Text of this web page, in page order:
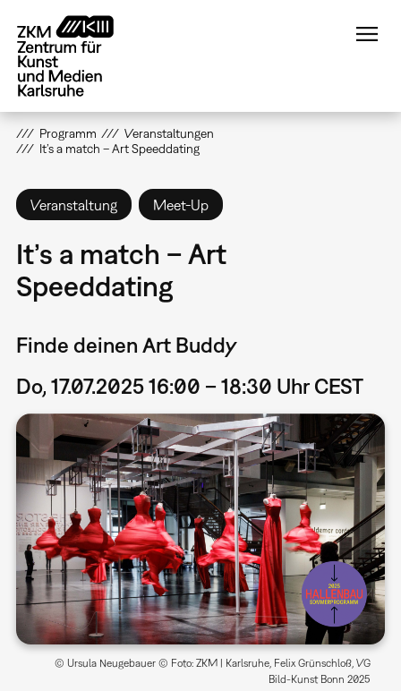
zum
Inhalt
Programm
Veranstaltungen
It’s a match – Art Speeddating
Veranstaltung Meet-Up
It’s a match – Art
Speeddating
Finde deinen Art Buddy
Do, 17.07.2025 16:00 – 18:30 Uhr CEST
© Ursula Neugebauer © Foto: ZKM | Karlsruhe, Felix Grünschloß, VG
Bild-Kunst Bonn 2025